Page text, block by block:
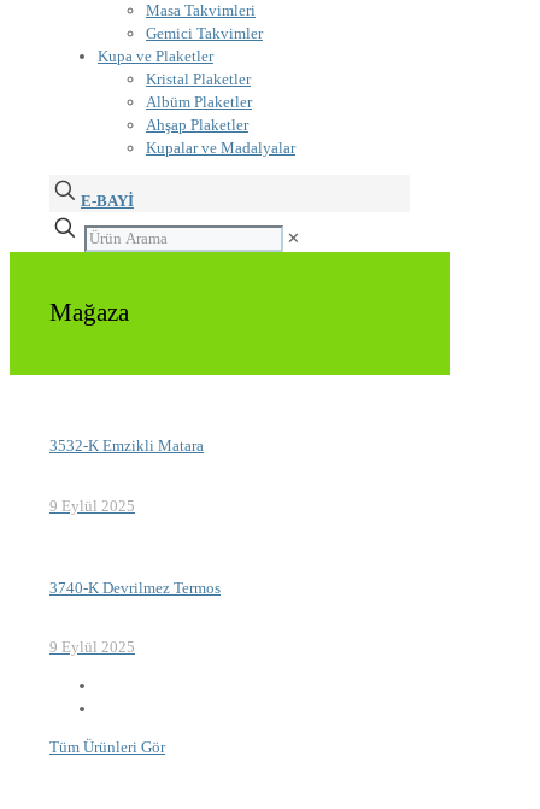
Masa Takvimleri
Gemici Takvimler
Kupa ve Plaketler
Kristal Plaketler
Albüm Plaketler
Ahşap Plaketler
Kupalar ve Madalyalar
E-BAYİ
✕
Mağaza
3532-K Emzikli Matara
9 Eylül 2025
3740-K Devrilmez Termos
9 Eylül 2025
Tüm Ürünleri Gör